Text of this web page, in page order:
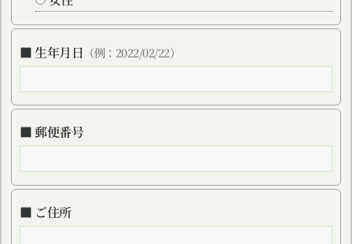
■ 生年月日 （例：2022/02/22）
■ 郵便番号
■ ご住所